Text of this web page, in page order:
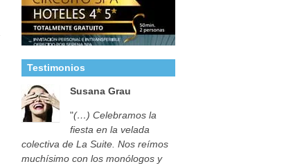
Testimonios
Susana Grau
"(…) Celebramos la
fiesta en la velada
colectiva de La Suite. Nos reímos
muchísimo con los monólogos y